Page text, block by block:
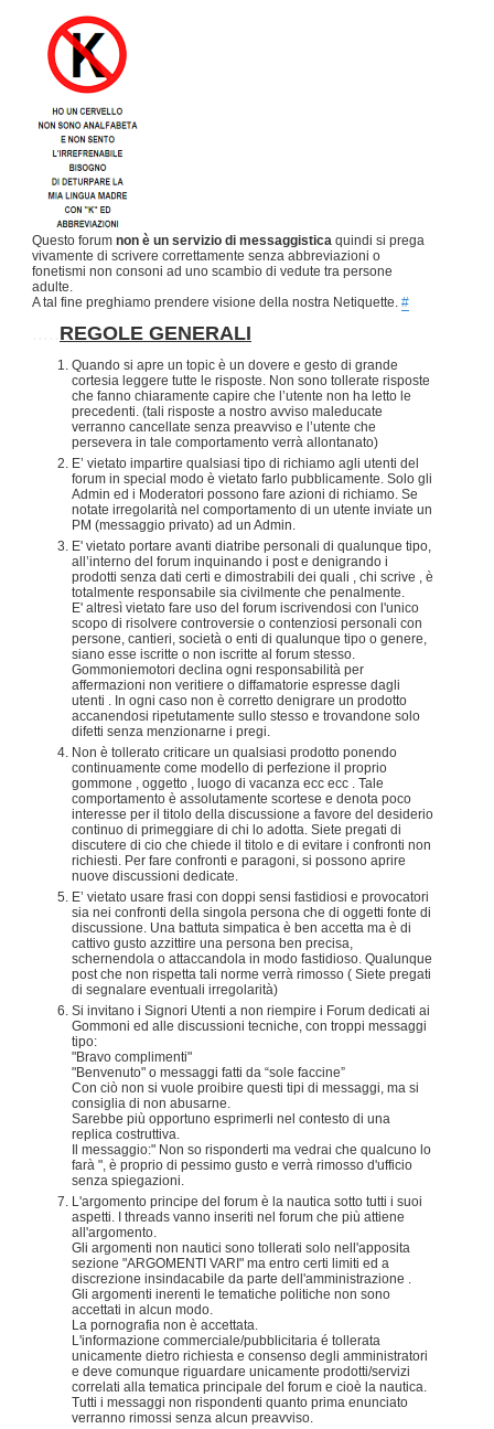
Questo forum non è un servizio di messaggistica quindi si prega
vivamente di scrivere correttamente senza abbreviazioni o
fonetismi non consoni ad uno scambio di vedute tra persone
adulte.
A tal fine preghiamo prendere visione della nostra Netiquette. #
REGOLE GENERALI
Quando si apre un topic è un dovere e gesto di grande
cortesia leggere tutte le risposte. Non sono tollerate risposte
che fanno chiaramente capire che l’utente non ha letto le
precedenti. (tali risposte a nostro avviso maleducate
verranno cancellate senza preavviso e l’utente che
persevera in tale comportamento verrà allontanato)
E’ vietato impartire qualsiasi tipo di richiamo agli utenti del
forum in special modo è vietato farlo pubblicamente. Solo gli
Admin ed i Moderatori possono fare azioni di richiamo. Se
notate irregolarità nel comportamento di un utente inviate un
PM (messaggio privato) ad un Admin.
E' vietato portare avanti diatribe personali di qualunque tipo,
all’interno del forum inquinando i post e denigrando i
prodotti senza dati certi e dimostrabili dei quali , chi scrive , è
totalmente responsabile sia civilmente che penalmente.
E' altresì vietato fare uso del forum iscrivendosi con l'unico
scopo di risolvere controversie o contenziosi personali con
persone, cantieri, società o enti di qualunque tipo o genere,
siano esse iscritte o non iscritte al forum stesso.
Gommoniemotori declina ogni responsabilità per
affermazioni non veritiere o diffamatorie espresse dagli
utenti . In ogni caso non è corretto denigrare un prodotto
accanendosi ripetutamente sullo stesso e trovandone solo
difetti senza menzionarne i pregi.
Non è tollerato criticare un qualsiasi prodotto ponendo
continuamente come modello di perfezione il proprio
gommone , oggetto , luogo di vacanza ecc ecc . Tale
comportamento è assolutamente scortese e denota poco
interesse per il titolo della discussione a favore del desiderio
continuo di primeggiare di chi lo adotta. Siete pregati di
discutere di cio che chiede il titolo e di evitare i confronti non
richiesti. Per fare confronti e paragoni, si possono aprire
nuove discussioni dedicate.
E’ vietato usare frasi con doppi sensi fastidiosi e provocatori
sia nei confronti della singola persona che di oggetti fonte di
discussione. Una battuta simpatica è ben accetta ma è di
cattivo gusto azzittire una persona ben precisa,
schernendola o attaccandola in modo fastidioso. Qualunque
post che non rispetta tali norme verrà rimosso ( Siete pregati
di segnalare eventuali irregolarità)
Si invitano i Signori Utenti a non riempire i Forum dedicati ai
Gommoni ed alle discussioni tecniche, con troppi messaggi
tipo:
"Bravo complimenti"
"Benvenuto" o messaggi fatti da “sole faccine”
Con ciò non si vuole proibire questi tipi di messaggi, ma si
consiglia di non abusarne.
Sarebbe più opportuno esprimerli nel contesto di una
replica costruttiva.
Il messaggio:" Non so risponderti ma vedrai che qualcuno lo
farà ", è proprio di pessimo gusto e verrà rimosso d'ufficio
senza spiegazioni.
L'argomento principe del forum è la nautica sotto tutti i suoi
aspetti. I threads vanno inseriti nel forum che più attiene
all'argomento.
Gli argomenti non nautici sono tollerati solo nell'apposita
sezione "ARGOMENTI VARI" ma entro certi limiti ed a
discrezione insindacabile da parte dell'amministrazione .
Gli argomenti inerenti le tematiche politiche non sono
accettati in alcun modo.
La pornografia non è accettata.
L'informazione commerciale/pubblicitaria é tollerata
unicamente dietro richiesta e consenso degli amministratori
e deve comunque riguardare unicamente prodotti/servizi
correlati alla tematica principale del forum e cioè la nautica.
Tutti i messaggi non rispondenti quanto prima enunciato
verranno rimossi senza alcun preavviso.